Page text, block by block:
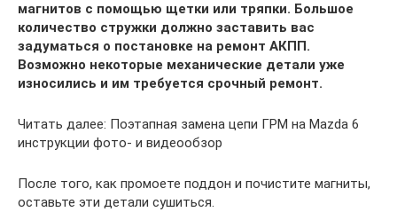
магнитов с помощью щетки или тряпки. Большое
количество стружки должно заставить вас
задуматься о постановке на ремонт АКПП.
Возможно некоторые механические детали уже
износились и им требуется срочный ремонт.
Читать далее: Поэтапная замена цепи ГРМ на Mazda 6
инструкции фото- и видеообзор
После того, как промоете поддон и почистите магниты,
оставьте эти детали сушиться.